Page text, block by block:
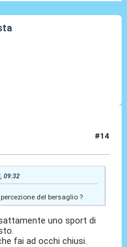
#14
09:32
del bersaglio ?
uno sport di
fai ad occhi chiusi.